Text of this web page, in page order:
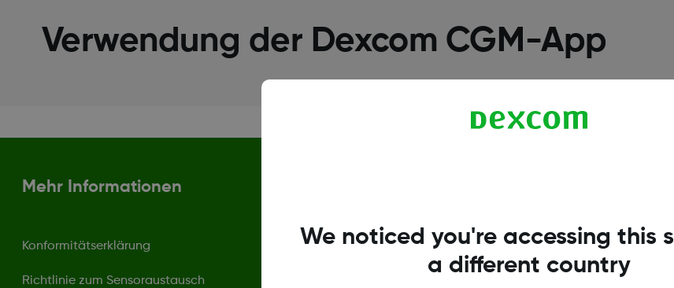
Verwendung der Dexcom CGM-App
Mehr Informationen
Konformitätserklärung
Richtlinie zum Sensoraustausch
We noticed you're accessing this
a different country